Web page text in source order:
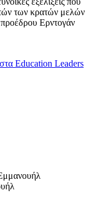
των κρατών μελών
Ερντογάν
Education Leaders